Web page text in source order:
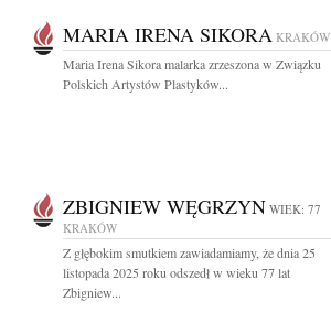
MARIA IRENA SIKORA KRAKÓW
Maria Irena Sikora malarka zrzeszona w Związku
Polskich Artystów Plastyków...
ZBIGNIEW WĘGRZYN WIEK: 77
KRAKÓW
Z głębokim smutkiem zawiadamiamy, że dnia 25
listopada 2025 roku odszedł w wieku 77 lat
Zbigniew...